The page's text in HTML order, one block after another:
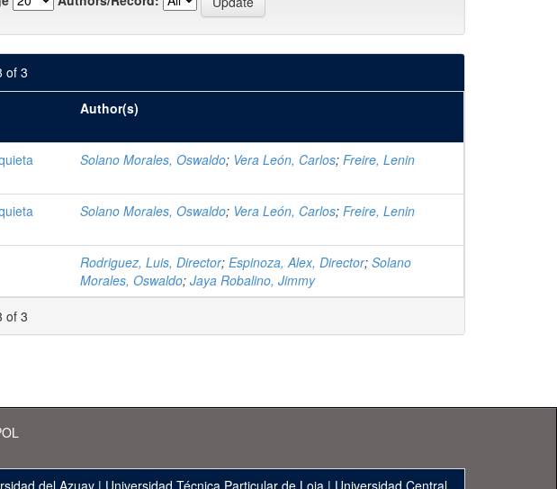
of 3
Author(s)
Solano Morales, Oswaldo; Vera León, Carlos; Freire, Lenin
Solano Morales, Oswaldo; Vera León, Carlos; Freire, Lenin
Rodriguez, Luis, Director; Espinoza, Alex, Director; Solano
Morales, Oswaldo; Jaya Robalino, Jimmy
of 3
del Azuay | Universidad Técnica Particular de Loja | Universidad Central